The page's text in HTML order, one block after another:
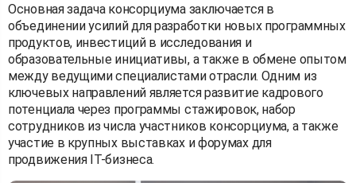
Основная задача консорциума заключается в
объединении усилий для разработки новых программных
продуктов, инвестиций в исследования и
образовательные инициативы, а также в обмене опытом
между ведущими специалистами отрасли. Одним из
ключевых направлений является развитие кадрового
потенциала через программы стажировок, набор
сотрудников из числа участников консорциума, а также
участие в крупных выставках и форумах для
продвижения IT-бизнеса.